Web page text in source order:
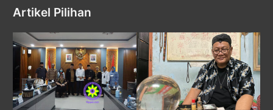
Artikel Pilihan